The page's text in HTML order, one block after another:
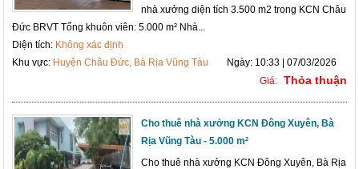
nhà xưởng diện tích 3.500 m2 trong KCN Châu
Đức BRVT Tổng khuôn viên: 5.000 m² Nhà...
Diện tích: Không xác định
Khu vực: Huyện Châu Đức, Bà Rịa Vũng Tàu
Ngày: 10:33 | 07/03/2026
Giá: Thỏa thuận
Cho thuê nhà xưởng KCN Đông Xuyên, Bà
Rịa Vũng Tàu - 5.000 m²
Cho thuê nhà xưởng KCN Đông Xuyên, Bà Rịa